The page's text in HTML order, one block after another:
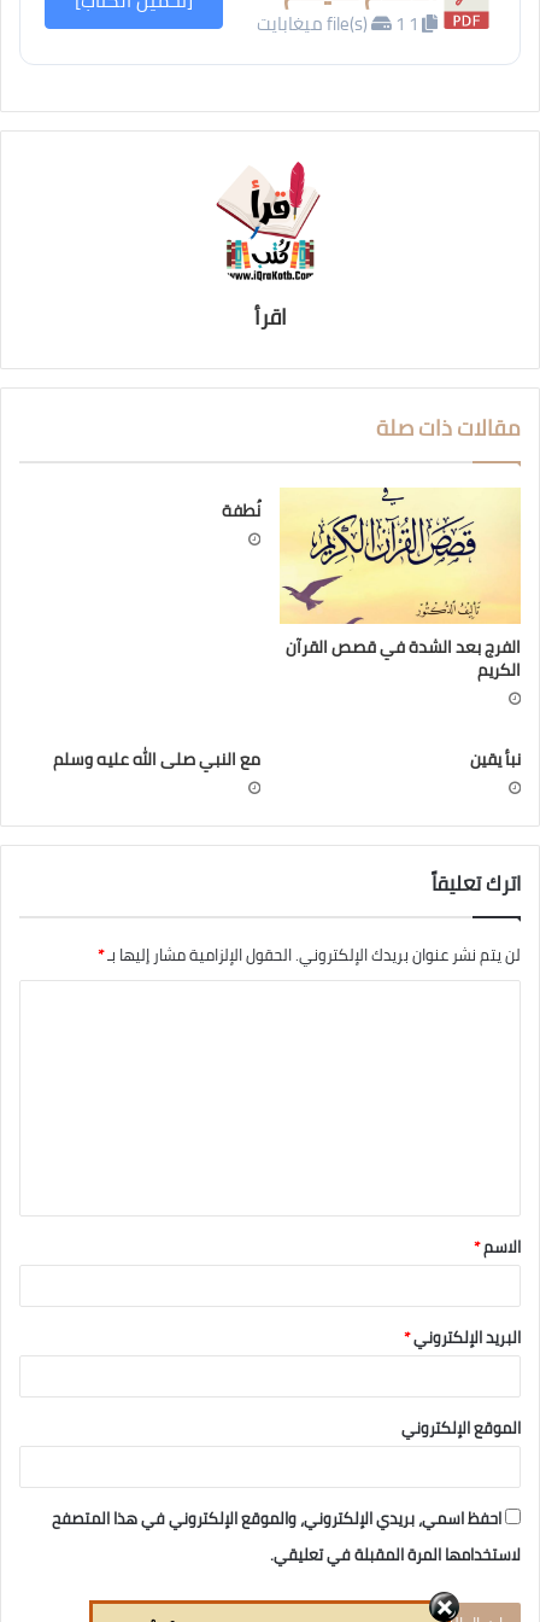
1 ميغابايت
اقرأ
مقالات ذات صلة
الفرج بعد الشدة في قصص القرآن
الكريم
نُطفة
نبأ يقين مع النبي صلى الله عليه وسلم
اترك تعليقاً
لن يتم نشر عنوان بريدك الإلكتروني.الحقول الإلزامية مشار إليها بـ*
الاسم*
البريد الإلكتروني*
الموقع الإلكتروني
احفظ اسمي، بريدي الإلكتروني، والموقع الإلكتروني في هذا المتصفح
لاستخدامها المرة المقبلة في تعليقي.